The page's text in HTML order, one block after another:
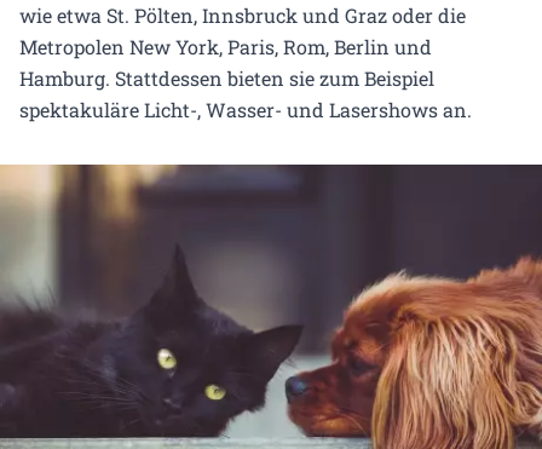
wie etwa St. Pölten, Innsbruck und Graz oder die
Metropolen New York, Paris, Rom, Berlin und
Hamburg. Stattdessen bieten sie zum Beispiel
spektakuläre Licht-, Wasser- und Lasershows an.